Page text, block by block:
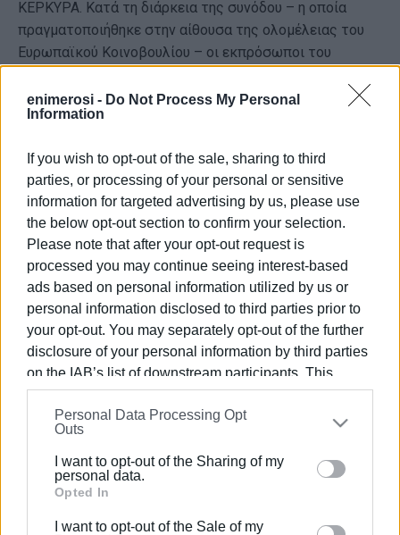
enimerosi - Do Not Process My Personal
Information
If you wish to opt-out of the sale, sharing to third
parties, or processing of your personal or sensitive
information for targeted advertising by us, please use
the below opt-out section to confirm your selection.
Please note that after your opt-out request is
processed you may continue seeing interest-based
ads based on personal information utilized by us or
personal information disclosed to third parties prior to
your opt-out. You may separately opt-out of the further
disclosure of your personal information by third parties
on the IAB’s list of downstream participants. This
information may also be disclosed by us to third parties
on theIAB’s List of Downstream Participants
that may
further disclose it to other third parties.
Please note that this website/app uses one or more
Google services and may gather and store information
Personal Data Processing Opt
Outs
I want to opt-out of the Sharing of my
personal data.
Opted In
I want to opt-out of the Sale of my
ΚΕΡΚΥΡΑ. Κατά τη διάρκεια της συνόδου – η οποία
πραγματοποιήθηκε στην αίθουσα της ολομέλειας του
Ευρωπαϊκού Κοινοβουλίου – οι εκπρόσωποι του
προβληματισμούς και τις ιδέες τους, ανέδειξαν τα
προβλήματα που απασχολούν την επιχειρηματική
Ο πρόεδρος της Eurochambres, Vladimir Dlouhy, δήλωσε:
"Μετά από τρία ή τέσσερα χρόνια απίστευτα δύσκολων
συνθηκών, οι υπεύθυνοι χάραξης πολιτικής πρέπει να
επιτρέψουν στους επιχειρηματίες της Ευρώπης να
προχωρήσουν από την επιβίωση στην επιτυχία".
Στο Ημικύκλιο του Ευρωπαϊκού Κοινοβουλίου, οι
επιχειρηματίες, κλήθηκαν με τη χρήση ηλεκτρονικής
ψηφοφορίας να αποφασίσουν για πέντε βασικά
ζητήματα στις τρεις θεματικές συνεδρίες της συνόδου.
Την "Πλοήγηση στην ενεργειακή κρίση", την "Ενίσχυση
της ανταγωνιστικότητας της Ευρώπης σε δύσκολους
καιρούς" και την "Απελευθέρωση του δυναμικού
δεξιοτήτων και ανθρώπινου κεφαλαίου της ενιαίας
αγοράς".